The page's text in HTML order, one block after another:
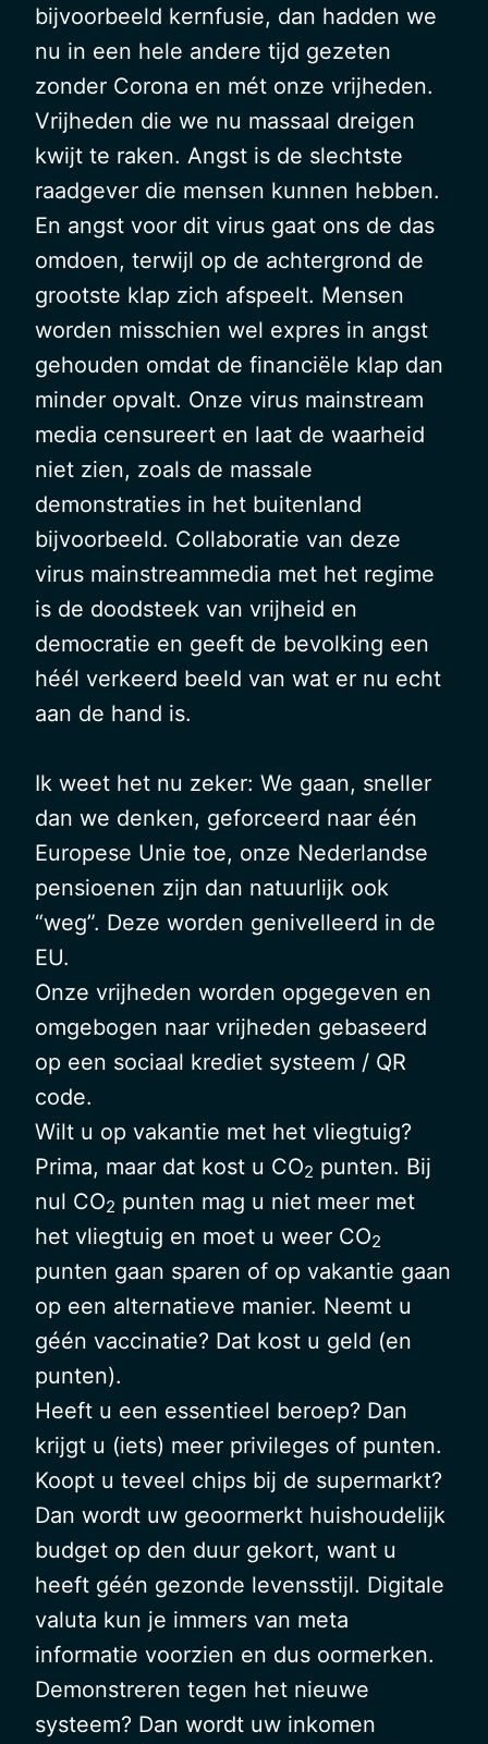
bijvoorbeeld kernfusie, dan hadden we
nu in een hele andere tijd gezeten
zonder Corona en mét onze vrijheden.
Vrijheden die we nu massaal dreigen
kwijt te raken. Angst is de slechtste
raadgever die mensen kunnen hebben.
En angst voor dit virus gaat ons de das
omdoen, terwijl op de achtergrond de
grootste klap zich afspeelt. Mensen
worden misschien wel expres in angst
gehouden omdat de financiële klap dan
minder opvalt. Onze virus mainstream
media censureert en laat de waarheid
niet zien, zoals de massale
demonstraties in het buitenland
bijvoorbeeld. Collaboratie van deze
virus mainstreammedia met het regime
is de doodsteek van vrijheid en
democratie en geeft de bevolking een
héél verkeerd beeld van wat er nu echt
aan de hand is.
Ik weet het nu zeker: We gaan, sneller
dan we denken, geforceerd naar één
Europese Unie toe, onze Nederlandse
pensioenen zijn dan natuurlijk ook
“weg”. Deze worden genivelleerd in de
EU.
Onze vrijheden worden opgegeven en
omgebogen naar vrijheden gebaseerd
op een sociaal krediet systeem / QR
code.
Wilt u op vakantie met het vliegtuig?
Prima, maar dat kost u CO2 punten. Bij
nul CO2 punten mag u niet meer met
het vliegtuig en moet u weer CO2
punten gaan sparen of op vakantie gaan
op een alternatieve manier. Neemt u
géén vaccinatie? Dat kost u geld (en
punten).
Heeft u een essentieel beroep? Dan
krijgt u (iets) meer privileges of punten.
Koopt u teveel chips bij de supermarkt?
Dan wordt uw geoormerkt huishoudelijk
budget op den duur gekort, want u
heeft géén gezonde levensstijl. Digitale
valuta kun je immers van meta
informatie voorzien en dus oormerken.
Demonstreren tegen het nieuwe
systeem? Dan wordt uw inkomen